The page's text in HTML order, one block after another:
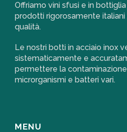
Offriamo vini sfusi e in
prodotti rigorosamente
qualità.
Le nostri botti in acciaio inox
sistematicamente e
permettere la
microrganismi e batteri vari.
MENU